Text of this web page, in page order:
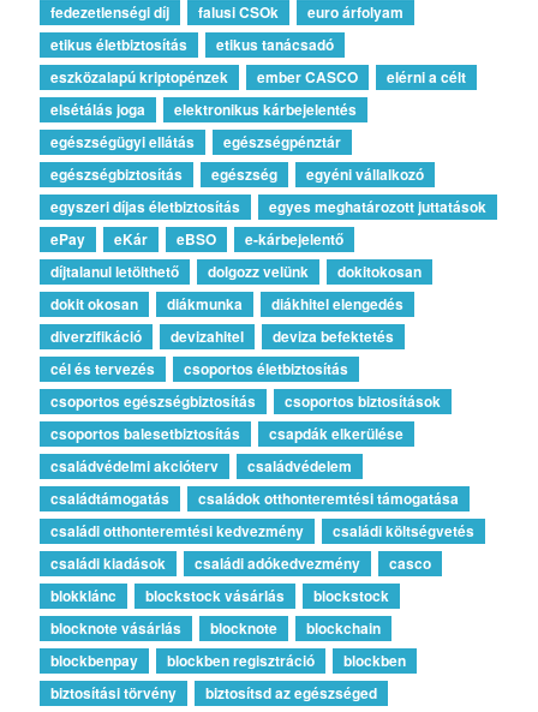
fedezetlenségi díj
falusi CSOk
euro árfolyam
etikus életbiztosítás
etikus tanácsadó
eszközalapú kriptopénzek
ember CASCO
elérni a célt
elsétálás joga
elektronikus kárbejelentés
egészségügyi ellátás
egészségpénztár
egészségbiztosítás
egészség
egyéni vállalkozó
egyszeri díjas életbiztosítás
egyes meghatározott juttatások
ePay
eKár eBSO
e-kárbejelentő
díjtalanul letölthető
dolgozz velünk
dokitokosan
dokit okosan
diákmunka
diákhitel elengedés
diverzifikáció
devizahitel
deviza befektetés
cél és tervezés
csoportos életbiztosítás
csoportos egészségbiztosítás
csoportos biztosítások
csoportos balesetbiztosítás
csapdák elkerülése
családvédelmi akcióterv
családvédelem
családtámogatás
családok otthonteremtési támogatása
családi otthonteremtési kedvezmény
családi költségvetés
családi kiadások
családi adókedvezmény
casco
blokklánc
blockstock vásárlás
blockstock
blocknote vásárlás
blocknote
blockchain
blockbenpay
blockben regisztráció
blockben
biztosítási törvény
biztosítsd az egészséged